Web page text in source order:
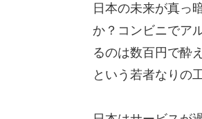
日本の未来が真っ
か？コンビニでア
るのは数百円で酔
という若者なりの